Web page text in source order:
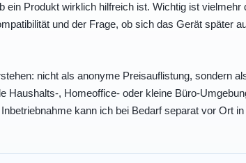
ein Produkt wirklich hilfreich ist. Wichtig ist vielmehr
und der Frage, ob sich das Gerät später
nicht als anonyme Preisauflistung, sondern
Haushalts-, Homeoffice- oder kleine Büro-
kann ich bei Bedarf separat vor Ort